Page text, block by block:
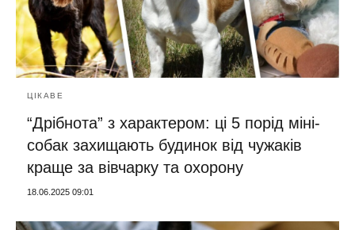
ЦІКАВЕ
“Дрібнота” з характером: ці 5 порід міні-
собак захищають будинок від чужаків
краще за вівчарку та охорону
18.06.2025 09:01